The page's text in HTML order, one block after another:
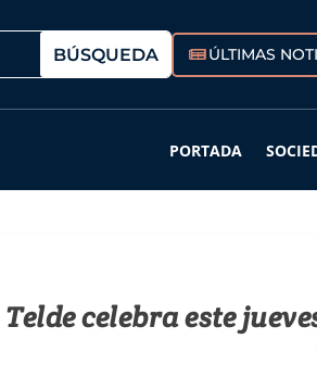
ÚLTIMAS
PORTADA
Telde celebra este